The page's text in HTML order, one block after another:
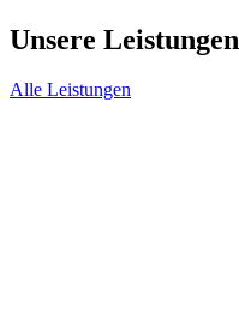
Unsere Leistungen
Alle Leistungen